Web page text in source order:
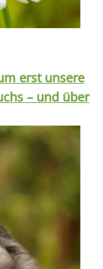
erst unsere
– und über